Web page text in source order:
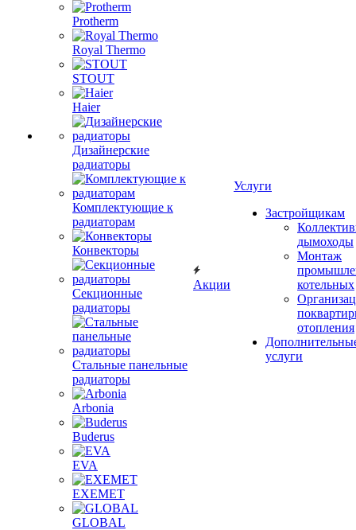
Protherm
Royal Thermo
STOUT
Haier
Дизайнерские
радиаторы
Комплектующие к
радиаторам
Конвекторы
Секционные
радиаторы
Стальные панельные
радиаторы
Arbonia
Buderus
EVA
EXEMET
GLOBAL
Акции
Услуги
Застройщикам
дымоходы
Монтаж
котельных
отопления
услуги